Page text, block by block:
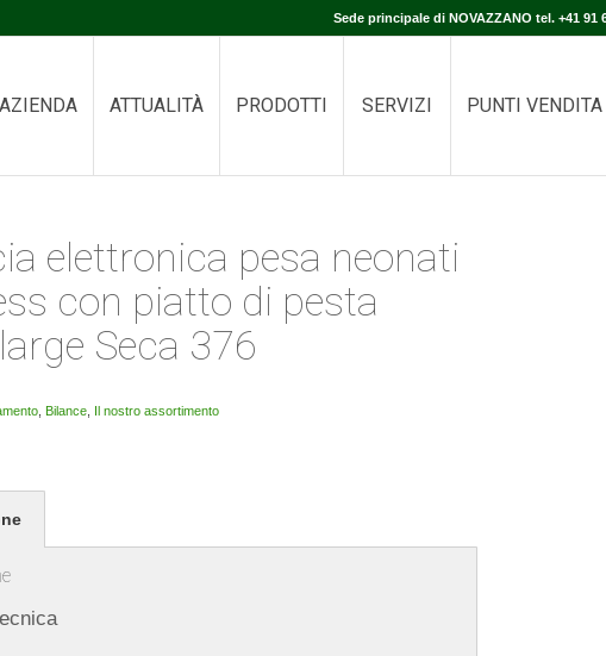
Sede principale di NOVAZZANO tel. +41 91
AZIENDA ATTUALITÀ PRODOTTI SERVIZI PUNTI VENDITA
elettronica pesa neonati
con piatto di pesta
Seca 376
Bilance Il nostro assortimento